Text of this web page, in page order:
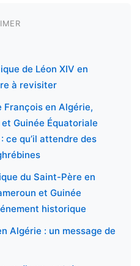
de Léon XIV en
à revisiter
François en Algérie,
Guinée Équatoriale
ce qu’il attendre des
du Saint-Père en
et Guinée
historique
Algérie : un message de